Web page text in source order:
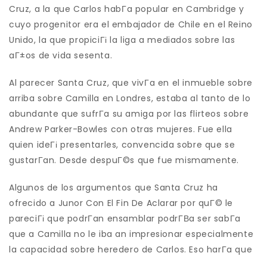
Cruz, a la que Carlos habГ­a popular en Cambridge y
cuyo progenitor era el embajador de Chile en el Reino
Unido, la que propiciГі la liga a mediados sobre las
aГ±os de vida sesenta.
Al parecer Santa Cruz, que vivГ­a en el inmueble sobre
arriba sobre Camilla en Londres, estaba al tanto de lo
abundante que sufrГ­a su amiga por las flirteos sobre
Andrew Parker-Bowles con otras mujeres. Fue ella
quien ideГі presentarles, convencida sobre que se
gustarГ­an. Desde despuГ©s que fue mismamente.
Algunos de los argumentos que Santa Cruz ha
ofrecido a Junor Con El Fin De Aclarar por quГ© le
pareciГі que podrГ­an ensamblar podrГ­В­a ser sabГ­a
que a Camilla no le iba an impresionar especialmente
la capacidad sobre heredero de Carlos. Eso harГ­a que